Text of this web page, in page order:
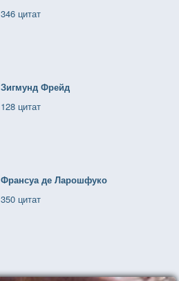
346 цитат
Зигмунд Фрейд
128 цитат
Франсуа де Ларошфуко
350 цитат